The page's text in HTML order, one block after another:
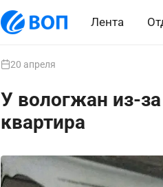
Лента
20 апреля
У вологжан из-
квартира